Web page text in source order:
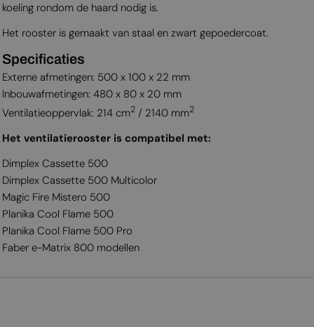
koeling rondom de haard nodig is.
Het rooster is gemaakt van staal en zwart gepoedercoat.
Specificaties
Externe afmetingen: 500 x 100 x 22 mm
Inbouwafmetingen: 480 x 80 x 20 mm
Ventilatieoppervlak: 214 cm2/ 2140 mm2
Het ventilatierooster is compatibel met:
Dimplex Cassette 500
Dimplex Cassette 500 Multicolor
Magic Fire Mistero 500
Planika Cool Flame 500
Planika Cool Flame 500 Pro
Faber e-Matrix 800 modellen